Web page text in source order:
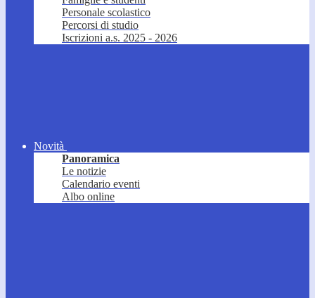
Personale scolastico
Percorsi di studio
Iscrizioni a.s. 2025 - 2026
Novità
Panoramica
Le notizie
Calendario eventi
Albo online